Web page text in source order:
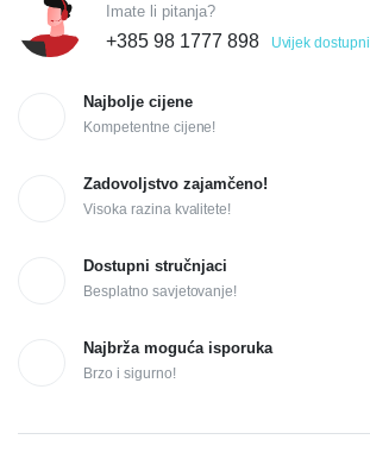
Imate li pitanja?
+385 98 1777 898 Uvijek dostupni
Najbolje cijene
Kompetentne cijene!
Zadovoljstvo zajamčeno!
Visoka razina kvalitete!
Dostupni stručnjaci
Besplatno savjetovanje!
Najbrža moguća isporuka
Brzo i sigurno!